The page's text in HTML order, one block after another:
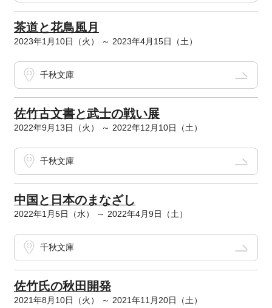
茶道と花鳥風月
2023年1月10日（火） ～ 2023年4月15日（土）
千秋文庫
佐竹古文書と武士の戦い展
2022年9月13日（火） ～ 2022年12月10日（土）
千秋文庫
中国と日本のまなざし
2022年1月5日（水） ～ 2022年4月9日（土）
千秋文庫
佐竹氏の秋田開発
2021年8月10日（火） ～ 2021年11月20日（土）